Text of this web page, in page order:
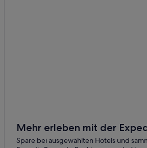
Strand in Como
Hotels nahe St John of God Subiaco
Mehr erleben mit der
Spare bei ausgewählten Hotels und